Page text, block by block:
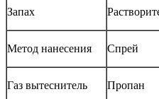
Запах
Метод нанесения Спрей
Газ вытеснитель Пропан